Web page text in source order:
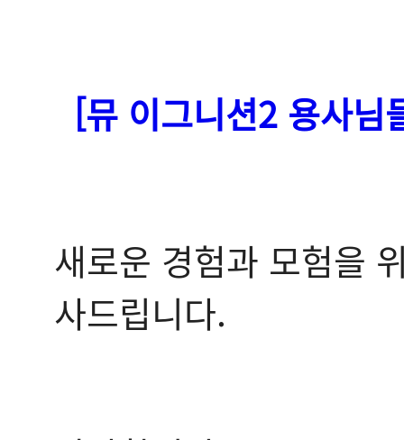
[뮤 이그니션2 용사님
새로운 경험과 모험을
사드립니다.